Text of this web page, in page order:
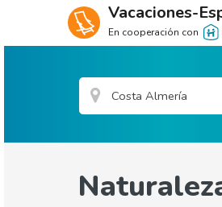
Vacaciones-
En cooperación con